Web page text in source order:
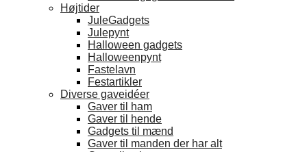
Højtider
JuleGadgets
Julepynt
Halloween gadgets
Halloweenpynt
Fastelavn
Festartikler
Diverse gaveidéer
Gaver til ham
Gaver til hende
Gadgets til mænd
Gaver til manden der har alt